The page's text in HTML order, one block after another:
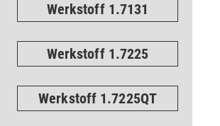
Werkstoff 1.7131
Werkstoff 1.7225
Werkstoff 1.7225QT